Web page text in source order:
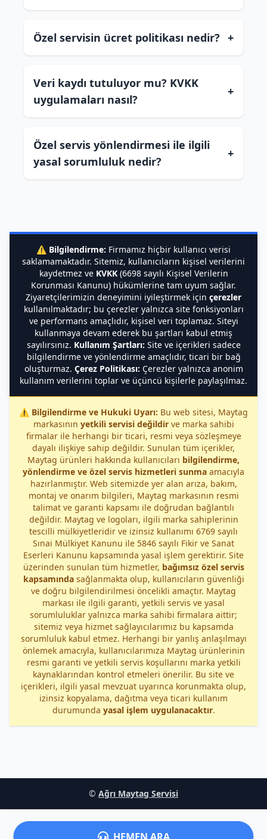
Özel servisin ücret politikası nedir? +
Veri kaydı tutuluyor mu? KVKK
uygulamaları nasıl?
+
Özel servis yönlendirmesi ile ilgili
yasal sorumluluk nedir?
+
⚠️ Bilgilendirme: Firmamız hiçbir kullanıcı verisi
saklamamaktadır. Sitemiz, kullanıcıların kişisel verilerini
kaydetmez ve KVKK(6698 sayılı Kişisel Verilerin
Korunması Kanunu) hükümlerine tam uyum sağlar.
Ziyaretçilerimizin deneyimini iyileştirmek için çerezler
kullanılmaktadır; bu çerezler yalnızca site fonksiyonları
ve performans amaçlıdır, kişisel veri toplamaz. Siteyi
kullanmaya devam ederek bu şartları kabul etmiş
sayılırsınız. Kullanım Şartları: Site ve içerikleri sadece
bilgilendirme ve yönlendirme amaçlıdır, ticari bir bağ
oluşturmaz. Çerez Politikası: Çerezler yalnızca anonim
kullanım verilerini toplar ve üçüncü kişilerle paylaşılmaz.
⚠️ Bilgilendirme ve Hukuki Uyarı: Bu web sitesi, Maytag
markasının yetkili servisi değildirve marka sahibi
firmalar ile herhangi bir ticari, resmi veya sözleşmeye
dayalı ilişkiye sahip değildir. Sunulan tüm içerikler,
Maytag ürünleri hakkında kullanıcıları bilgilendirme,
yönlendirme ve özel servis hizmetleri sunma amacıyla
hazırlanmıştır. Web sitemizde yer alan arıza, bakım,
montaj ve onarım bilgileri, Maytag markasının resmi
talimat ve garanti kapsamı ile doğrudan bağlantılı
değildir. Maytag ve logoları, ilgili marka sahiplerinin
tescilli mülkiyetleridir ve izinsiz kullanımı 6769 sayılı
Sınai Mülkiyet Kanunu ile 5846 sayılı Fikir ve Sanat
Eserleri Kanunu kapsamında yasal işlem gerektirir. Site
üzerinden sunulan tüm hizmetler, bağımsız özel servis
kapsamındasağlanmakta olup, kullanıcıların güvenliği
ve doğru bilgilendirilmesi öncelikli amaçtır. Maytag
markası ile ilgili garanti, yetkili servis ve yasal
sorumluluklar yalnızca marka sahibi firmalara aittir;
sitemiz veya hizmet sağlayıcılarımız bu kapsamda
sorumluluk kabul etmez. Herhangi bir yanlış anlaşılmayı
önlemek amacıyla, kullanıcılarımıza Maytag ürünlerinin
resmi garanti ve yetkili servis koşullarını marka yetkili
kaynaklarından kontrol etmeleri önerilir. Bu site ve
içerikleri, ilgili yasal mevzuat uyarınca korunmakta olup,
izinsiz kopyalama, dağıtma veya ticari kullanım
durumunda yasal işlem uygulanacaktır.
© Ağrı Maytag Servisi